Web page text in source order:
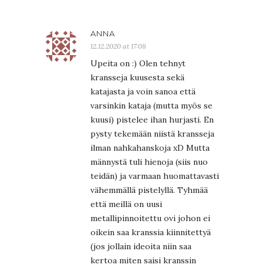
ANNA
12.12.2020 at 17:08
Upeita on :) Olen tehnyt
kransseja kuusesta sekä
katajasta ja voin sanoa että
varsinkin kataja (mutta myös se
kuusi) pistelee ihan hurjasti. En
pysty tekemään niistä kransseja
ilman nahkahanskoja xD Mutta
männystä tuli hienoja (siis nuo
teidän) ja varmaan huomattavasti
vähemmällä pistelyllä. Tyhmää
että meillä on uusi
metallipinnoitettu ovi johon ei
oikein saa kranssia kiinnitettyä
(jos jollain ideoita niin saa
kertoa miten saisi kranssin